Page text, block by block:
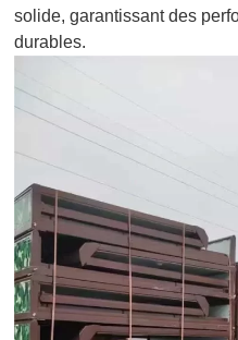
solide, garantissant des
durables.